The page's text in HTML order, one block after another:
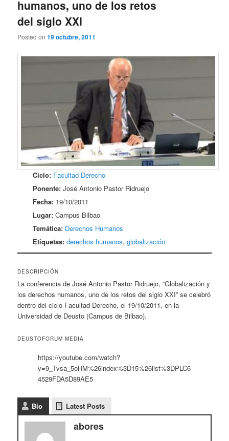
humanos, uno de los retos
del siglo XXI
Posted on19 octubre, 2011
Ciclo: Facultad Derecho
Ponente: José Antonio Pastor Ridruejo
Fecha: 19/10/2011
Lugar: Campus Bilbao
Temática: Derechos Humanos
Etiquetas: derechos humanos,globalización
DESCRIPCIÓN
La conferencia de José Antonio Pastor Ridruejo, “Globalización y
los derechos humanos, uno de los retos del siglo XXI” se celebró
dentro del ciclo Facultad Derecho, el 19/10/2011, en la
Universidad de Deusto (Campus de Bilbao).
DEUSTOFORUM MEDIA
https://youtube.com/watch?
v=9_Tvsa_5oHM%26index%3D15%26list%3DPLC6
4529FDA5D89AE5
Bio Latest Posts
abores